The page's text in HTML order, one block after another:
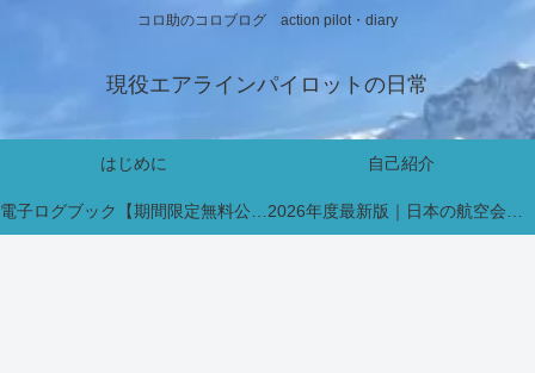
コロ助のコロブログ action pilot・diary
現役エアラインパイロットの日常
はじめに 自己紹介
電子ログブック【期間限定無料公開中】 2026年度最新版｜日本の航空会社パイロット採用・インターン情報まとめ【新卒・既卒対応】